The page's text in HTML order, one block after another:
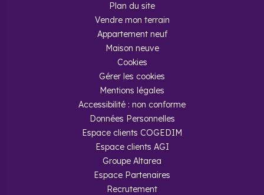
Entre montagnes, Méditerranée et fleuves et située à la
frontière espagnole, l’Occitanie est riche d’autant de climats
que de paysages variés. Cette situation géographique
unique attire chaque année des millions de touristes et
contribue au bon état de l’économie. Le tourisme n’est pas le
seul secteur en bonne santé, car favorisé par la présence de
grandes entreprises comme Airbus ou DELL, la région ne
cesse de créer de nouveaux postes et d’attirer de nouveaux
arrivants. Les multiples universités et écoles d’étude
supérieures sont également un grand atout pour l’Occitanie,
qui accueille un grand nombre d’étudiants. Métropoles ou
périphéries, toutes les régions connaissent depuis ces dix
dernières années un engouement constant, y compris les
moins denses. Cela donne lieu à la dynamisation et la
création de nouveaux quartiers et des investissements
d’envergure. Les possibilités d’investissement de logement
neuf en Occitanie sont grandes.
Plan du site
Vendre mon terrain
Appartement neuf
Maison neuve
Cookies
Gérer les cookies
Mentions légales
Accessibilité : non conforme
Données Personnelles
Espace clients COGEDIM
Espace clients AGI
Groupe Altarea
Espace Partenaires
Recrutement